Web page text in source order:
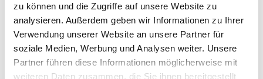
zu können und die Zugriffe auf unsere Website zu
analysieren. Außerdem geben wir Informationen zu Ihrer
Verwendung unserer Website an unsere Partner für
soziale Medien, Werbung und Analysen weiter. Unsere
Partner führen diese Informationen möglicherweise mit
weiteren Daten zusammen, die Sie ihnen bereitgestellt